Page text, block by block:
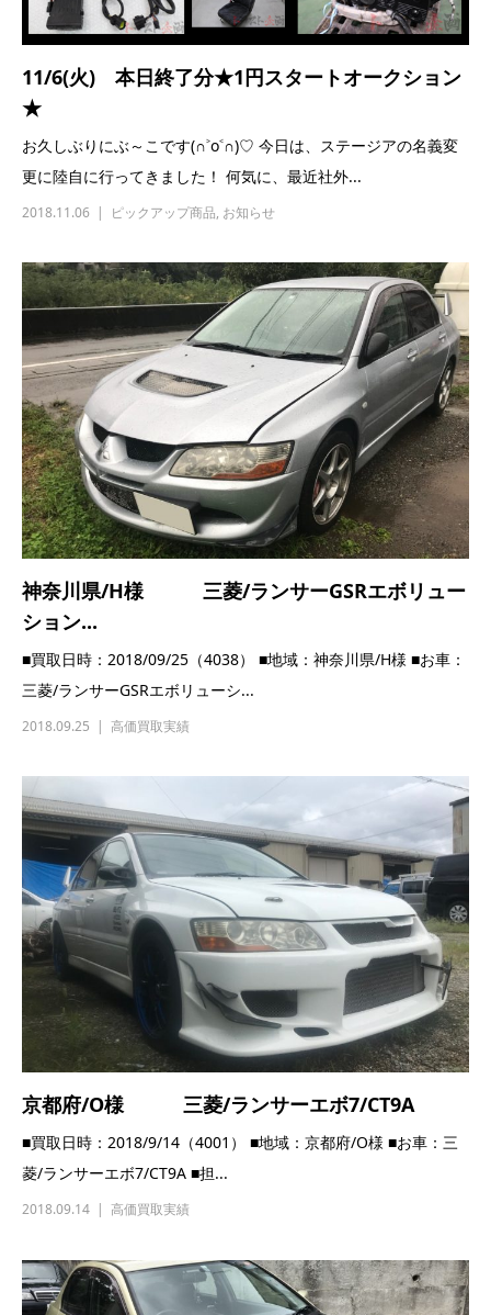
神奈川県/H様 三菱/ランサーGSRエボリュー
ション...
■買取日時：2018/09/25（4038） ■地域：神奈川県/H様 ■お車：
三菱/ランサーGSRエボリューシ...
2018.09.25 高価買取実績
京都府/O様 三菱/ランサーエボ7/CT9A
■買取日時：2018/9/14（4001） ■地域：京都府/O様 ■お車：三
菱/ランサーエボ7/CT9A ■担...
2018.09.14 高価買取実績